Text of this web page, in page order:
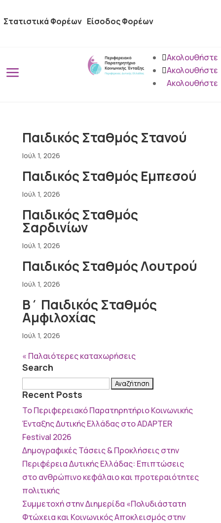
Στατιστικά Φορέων Είσοδος Φορέων
a
Ακολουθήστε
Ακολουθήστε
Ακολουθήστε
Παιδικός Σταθμός Στανού
Ιούλ 1, 2026
Παιδικός Σταθμός Εμπεσού
Ιούλ 1, 2026
Παιδικός Σταθμός
Σαρδινίων
Ιούλ 1, 2026
Παιδικός Σταθμός Λουτρού
Ιούλ 1, 2026
Β΄ Παιδικός Σταθμός
Αμφιλοχίας
Ιούλ 1, 2026
« Παλαιότερες καταχωρήσεις
Search
για:
Recent Posts
Το Περιφερειακό Παρατηρητήριο Κοινωνικής
Ένταξης Δυτικής Ελλάδας στο ADAPTER
Festival 2026
Δημογραφικές Τάσεις & Προκλήσεις στην
Περιφέρεια Δυτικής Ελλάδας: Επιπτώσεις
στο ανθρώπινο κεφάλαιο και προτεραιότητες
πολιτικής
Συμμετοχή στην Διημερίδα «Πολυδιάστατη
Φτώχεια και Κοινωνικός Αποκλεισμός στην